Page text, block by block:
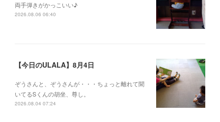
両手弾きがかっこいい♪
2026.08.06 06:40
【今日のULALA】8月4日
ぞうさんと、ぞうさんが・・・ちょっと離れて聞
いてるSくんの胡坐、尊し。
2026.08.04 07:24